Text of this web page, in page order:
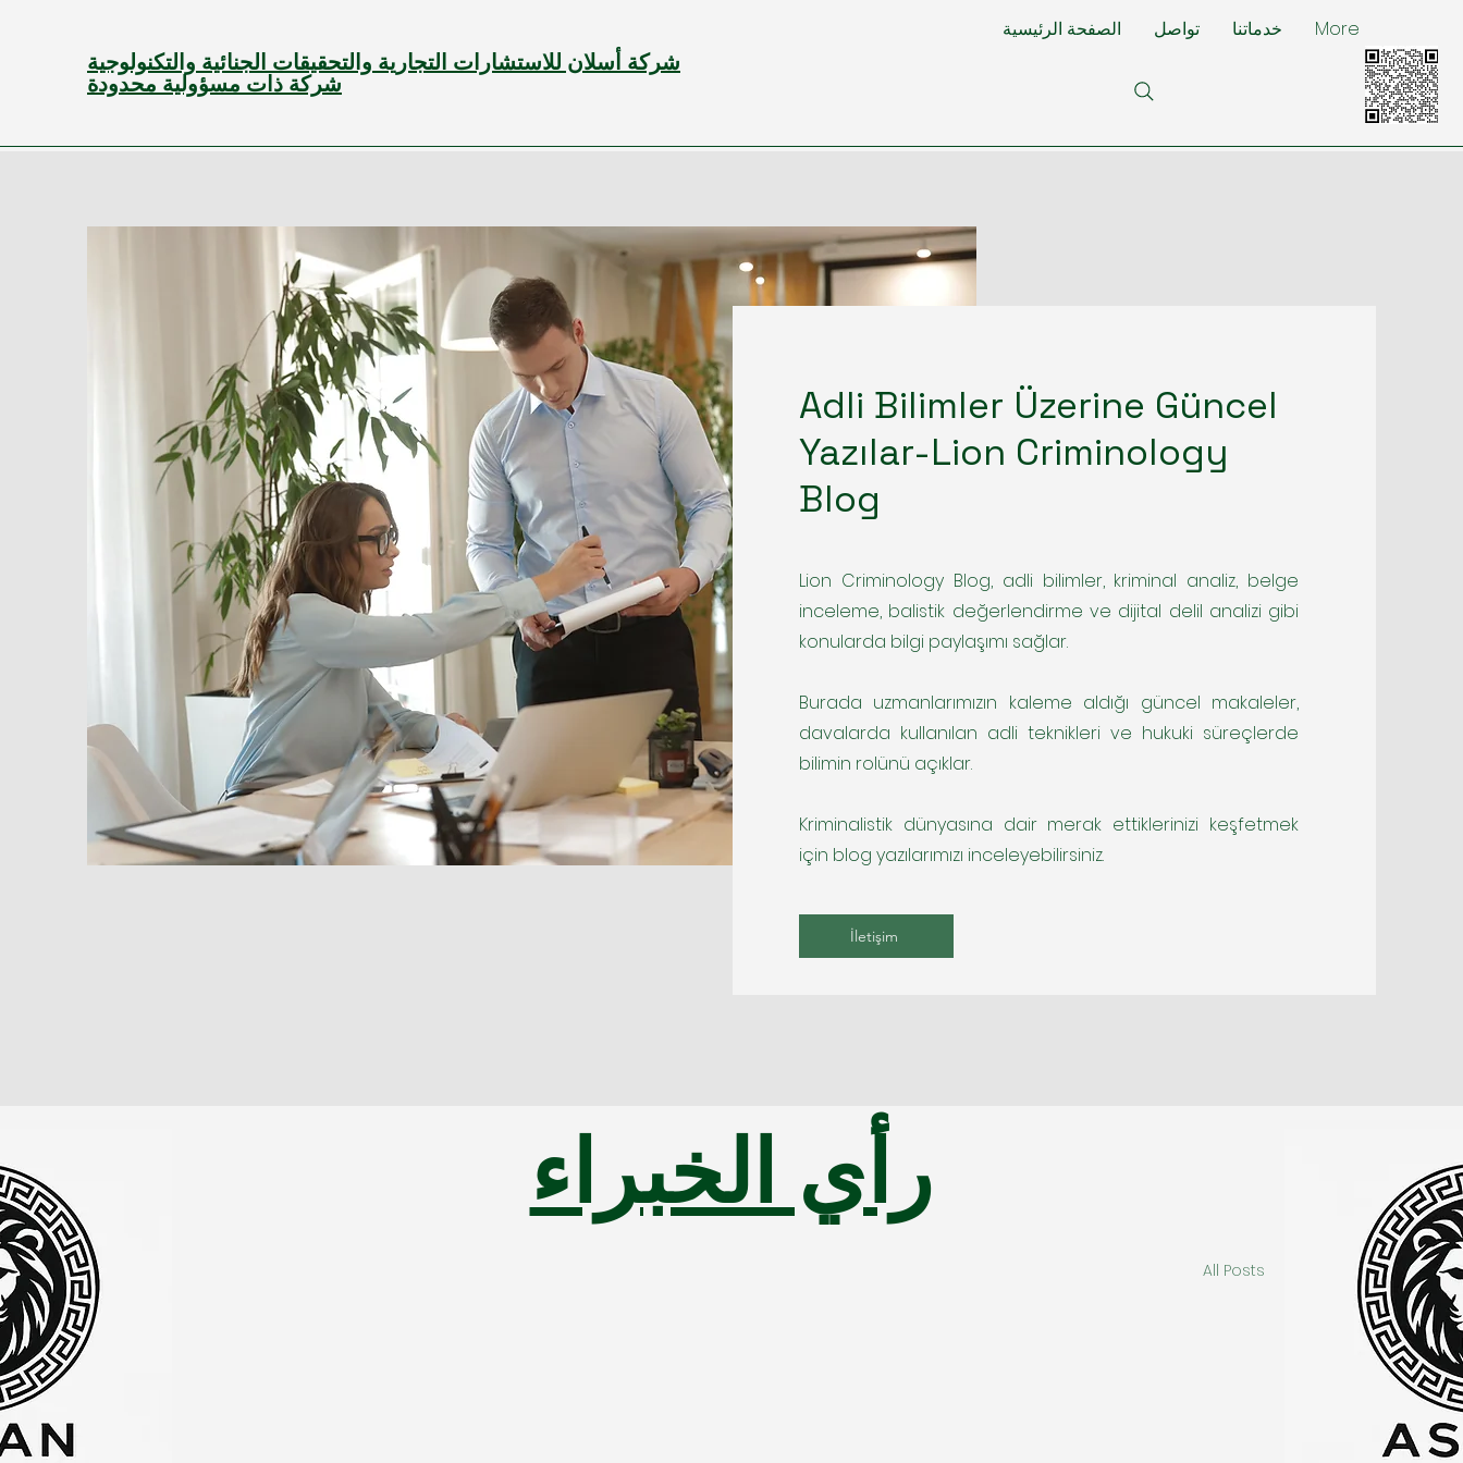
شركة أسلان للاستشارات التجارية والتحقيقات الجنائية والتكنولوجية
شركة ذات مسؤولية محدودة
الصفحة الرئيسية تواصل خدماتنا More
Adli Bilimler Üzerine Güncel
Yazılar-Lion Criminology
Blog
Lion Criminology Blog, adli bilimler, kriminal analiz, belge
inceleme, balistik değerlendirme ve dijital delil analizi gibi
konularda bilgi paylaşımı sağlar.
Burada uzmanlarımızın kaleme aldığı güncel makaleler,
davalarda kullanılan adli teknikleri ve hukuki süreçlerde
bilimin rolünü açıklar.
Kriminalistik dünyasına dair merak ettiklerinizi keşfetmek
için blog yazılarımızı inceleyebilirsiniz.
İletişim
رأي الخبراء
All Posts